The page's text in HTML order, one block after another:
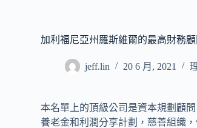
加利福尼亞州羅斯維爾的最高財務顧
jeff.lin 20 6 月, 2021
本名單上的頂級公司是資本規劃顧
養老金和利潤分享計劃，慈善組織